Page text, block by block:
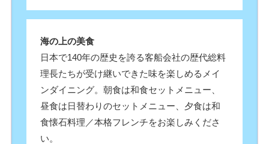
海の上の美食
日本で140年の歴史を誇る客船会社の歴代総料
理長たちが受け継いできた味を楽しめるメイ
ンダイニング。朝食は和食セットメニュー、
昼食は日替わりのセットメニュー、夕食は和
食懐石料理／本格フレンチをお楽しみくださ
い。